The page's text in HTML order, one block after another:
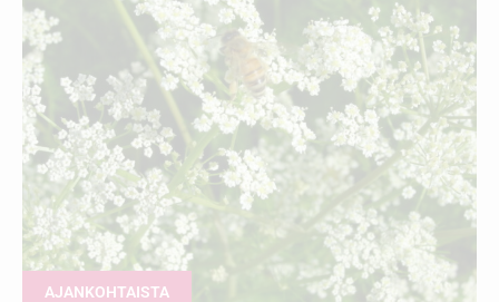
AJANKOHTAISTA